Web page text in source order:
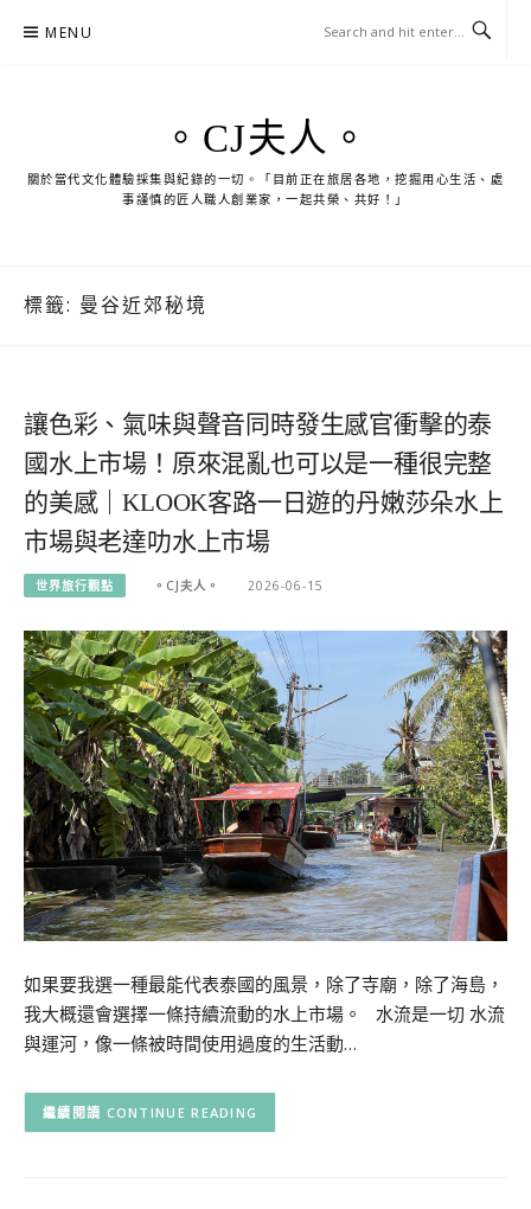
MENU
。CJ夫人。
關於當代文化體驗採集與紀錄的一切。「目前正在旅居各地，挖掘用心生活、處
事謹慎的匠人職人創業家，一起共榮、共好！」
標籤: 曼谷近郊秘境
讓色彩、氣味與聲音同時發生感官衝擊的泰
國水上市場！原來混亂也可以是一種很完整
的美感｜KLOOK客路一日遊的丹嫩莎朵水上
市場與老達叻水上市場
世界旅行觀點 。CJ夫人。 2026-06-15
如果要我選一種最能代表泰國的風景，除了寺廟，除了海島，
我大概還會選擇一條持續流動的水上市場。 水流是一切 水流
與運河，像一條被時間使用過度的生活動…
CONTINUE READING